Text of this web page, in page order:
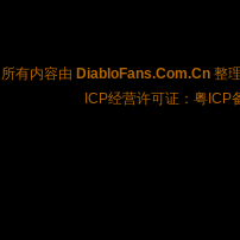
所有内容由 DiabloFans.Com.Cn 整
ICP经营许可证：粤